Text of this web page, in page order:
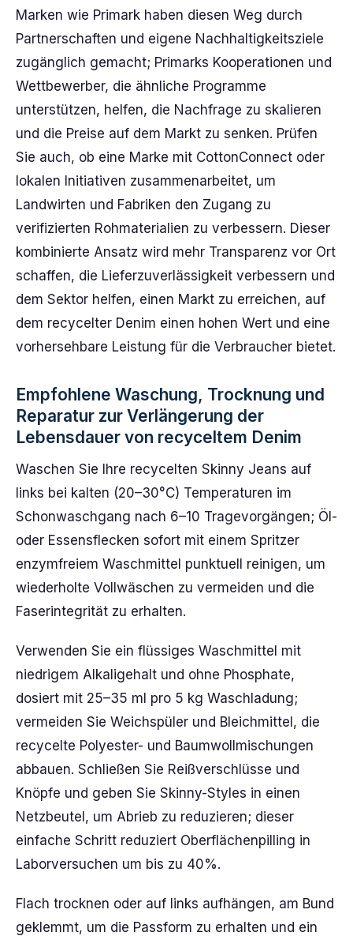
Marken wie Primark haben diesen Weg durch
Partnerschaften und eigene Nachhaltigkeitsziele
zugänglich gemacht; Primarks Kooperationen und
Wettbewerber, die ähnliche Programme
unterstützen, helfen, die Nachfrage zu skalieren
und die Preise auf dem Markt zu senken. Prüfen
Sie auch, ob eine Marke mit CottonConnect oder
lokalen Initiativen zusammenarbeitet, um
Landwirten und Fabriken den Zugang zu
verifizierten Rohmaterialien zu verbessern. Dieser
kombinierte Ansatz wird mehr Transparenz vor Ort
schaffen, die Lieferzuverlässigkeit verbessern und
dem Sektor helfen, einen Markt zu erreichen, auf
dem recycelter Denim einen hohen Wert und eine
vorhersehbare Leistung für die Verbraucher bietet.
Empfohlene Waschung, Trocknung und
Reparatur zur Verlängerung der
Lebensdauer von recyceltem Denim
Waschen Sie Ihre recycelten Skinny Jeans auf
links bei kalten (20–30°C) Temperaturen im
Schonwaschgang nach 6–10 Tragevorgängen; Öl-
oder Essensflecken sofort mit einem Spritzer
enzymfreiem Waschmittel punktuell reinigen, um
wiederholte Vollwäschen zu vermeiden und die
Faserintegrität zu erhalten.
Verwenden Sie ein flüssiges Waschmittel mit
niedrigem Alkaligehalt und ohne Phosphate,
dosiert mit 25–35 ml pro 5 kg Waschladung;
vermeiden Sie Weichspüler und Bleichmittel, die
recycelte Polyester- und Baumwollmischungen
abbauen. Schließen Sie Reißverschlüsse und
Knöpfe und geben Sie Skinny-Styles in einen
Netzbeutel, um Abrieb zu reduzieren; dieser
einfache Schritt reduziert Oberflächenpilling in
Laborversuchen um bis zu 40%.
Flach trocknen oder auf links aufhängen, am Bund
geklemmt, um die Passform zu erhalten und ein